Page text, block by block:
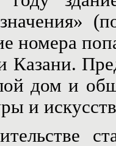
значения»
номера
Казани.
дом и
и